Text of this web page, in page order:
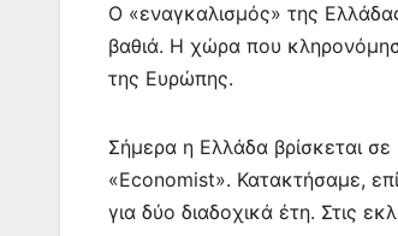
Ο «εναγκαλισμός» της
βαθιά. Η χώρα που
της Ευρώπης.
Σήμερα η Ελλάδα βρίσκεται
«Economist». Κατακτήσαμε,
για δύο διαδοχικά έτη. Στις